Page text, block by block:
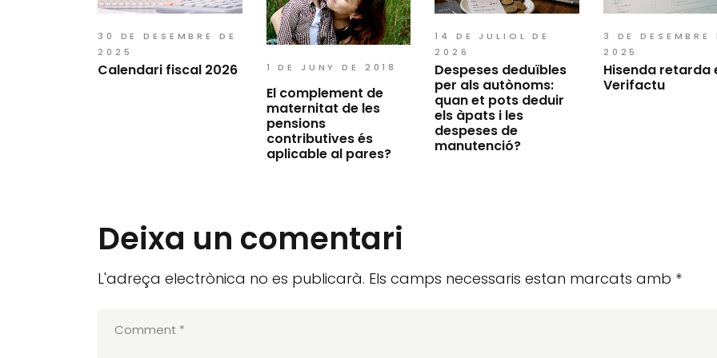
30 DE DESEMBRE DE
2025
Calendari fiscal 2026 1 DE JUNY DE 2018
El complement de
maternitat de les
pensions
contributives és
aplicable al pares?
14 DE JULIOL DE
2026
Despeses deduïbles
per als autònoms:
quan et pots deduir
els àpats i les
despeses de
manutenció?
3 DE DESEMBRE
2025
Hisenda retarda
Verifactu
Deixa un comentari
L'adreça electrònica no es publicarà. Els camps necessaris estan marcats amb *